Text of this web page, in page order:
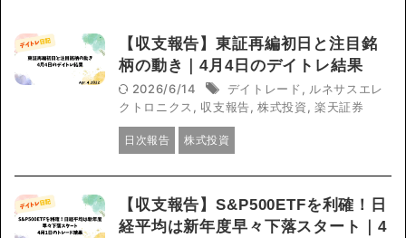
【収支報告】東証再編初日と注目銘
柄の動き｜4月4日のデイトレ結果
2026/6/14 デイトレード , ルネサスエレ
クトロニクス , 収支報告,株式投資,楽天証券
日次報告 株式投資
【収支報告】S&P500ETFを利確！日
経平均は新年度早々下落スタート｜4